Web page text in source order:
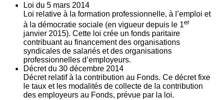
Loi du 5 mars 2014
Loi relative à la formation professionnelle, à l’emploi et
à la démocratie sociale (en vigueur depuis le 1er
janvier 2015). Cette loi crée un fonds paritaire
contribuant au financement des organisations
syndicales de salariés et des organisations
professionnelles d’employeurs.
Décret du 30 décembre 2014
Décret relatif à la contribution au Fonds. Ce décret fixe
le taux et les modalités de collecte de la contribution
des employeurs au Fonds, prévue par la loi.